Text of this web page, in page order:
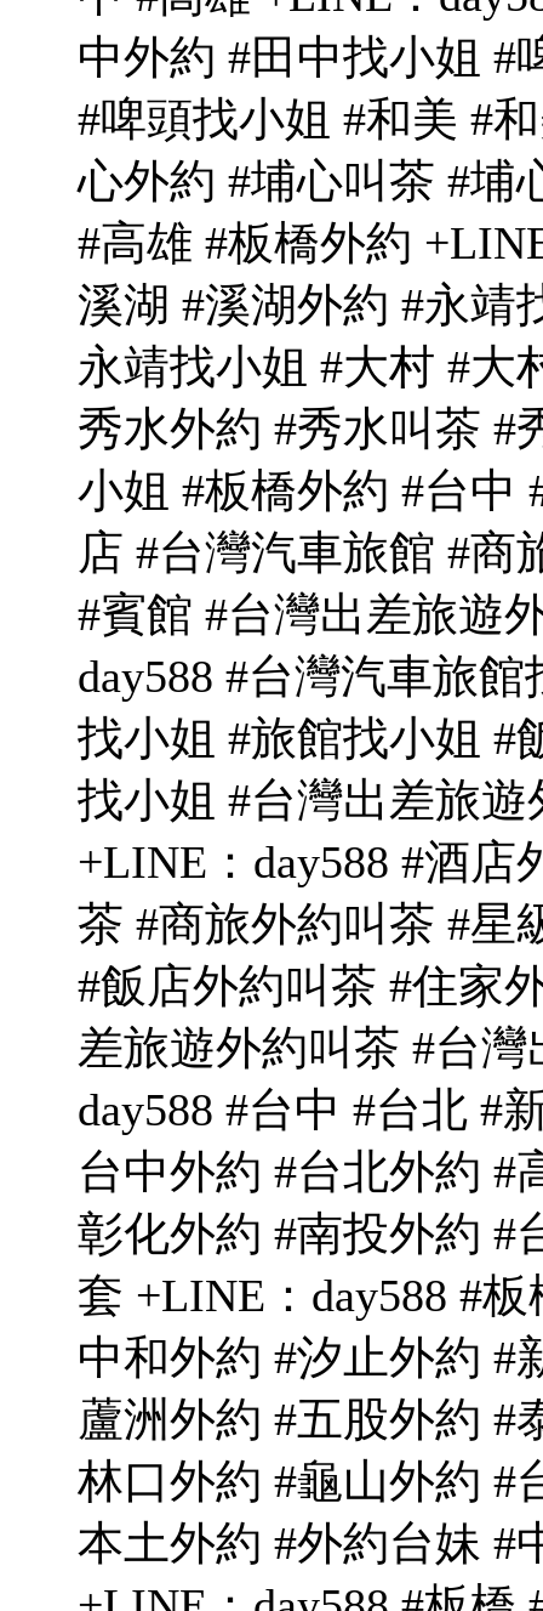
中外約 #田中找小姐 #
#啤頭找小姐 #和美 #
心外約 #埔心叫茶 #埔
#高雄 #板橋外約
溪湖 #溪湖外約 #永靖
永靖找小姐 #大村 #大
秀水外約 #秀水叫茶 #
小姐 #板橋外約 #台中
店 #台灣汽車旅館 #商
#賓館 #台灣出差旅遊
day588 #台灣汽車旅
找小姐 #旅館找小姐 #
找小姐 #台灣出差旅
+LINE：day588 #酒
茶 #商旅外約叫茶 #星
#飯店外約叫茶 #住家
差旅遊外約叫茶 #台
day588 #台中 #台北 #
台中外約 #台北外約 #
彰化外約 #南投外約 #
套 +LINE：day588 #
中和外約 #汐止外約 #
蘆洲外約 #五股外約 #
林口外約 #龜山外約 #
本土外約 #外約台妹 #